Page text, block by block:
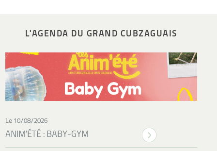
L'AGENDA DU GRAND CUBZAGUAIS
Le 10/08/2026
ANIM’ÉTÉ : BABY-GYM